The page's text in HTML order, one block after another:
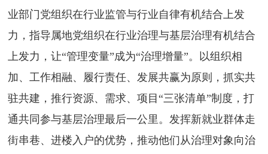
业部门党组织在行业监管与行业自律有机结合上发
力，指导属地党组织在行业治理与基层治理有机结合
上发力，让“管理变量”成为“治理增量”。以组织相
加、工作相融、履行责任、发展共赢为原则，抓实共
驻共建，推行资源、需求、项目“三张清单”制度，打
通共同参与基层治理最后一公里。发挥新就业群体走
街串巷、进楼入户的优势，推动他们从治理对象向治